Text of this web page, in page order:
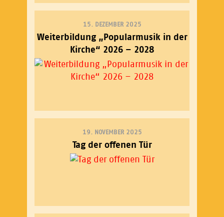
15. DEZEMBER 2025
Weiterbildung „Popularmusik in der
Kirche“ 2026 – 2028
19. NOVEMBER 2025
Tag der offenen Tür